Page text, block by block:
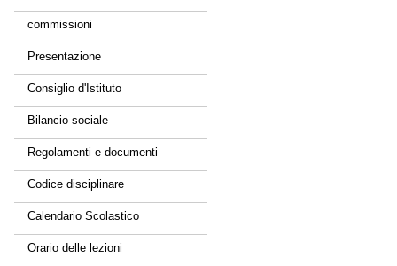
commissioni
Presentazione
Consiglio d'Istituto
Bilancio sociale
Regolamenti e documenti
Codice disciplinare
Calendario Scolastico
Orario delle lezioni